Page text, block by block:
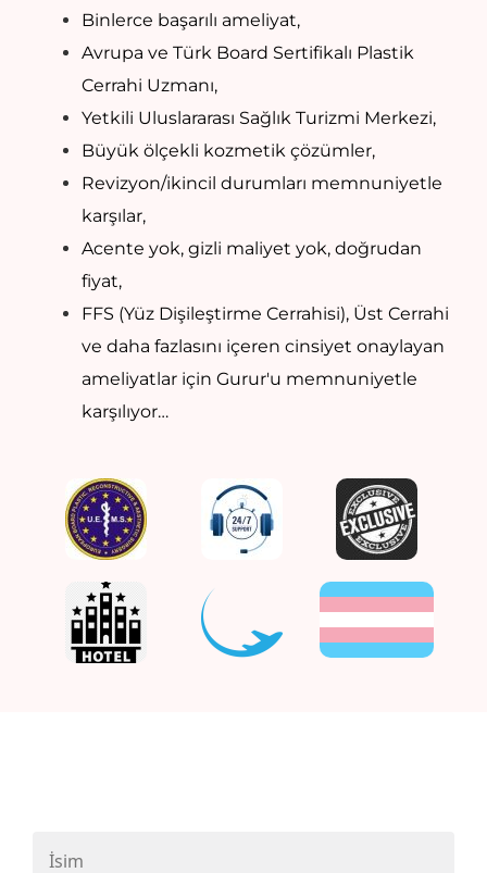
Binlerce başarılı ameliyat,
Avrupa ve Türk Board Sertifikalı Plastik
Cerrahi Uzmanı,
Yetkili Uluslararası Sağlık Turizmi Merkezi,
Büyük ölçekli kozmetik çözümler,
Revizyon/ikincil durumları memnuniyetle
karşılar,
Acente yok, gizli maliyet yok, doğrudan
fiyat,
FFS (Yüz Dişileştirme Cerrahisi), Üst Cerrahi
ve daha fazlasını içeren cinsiyet onaylayan
ameliyatlar için Gurur'u memnuniyetle
karşılıyor…